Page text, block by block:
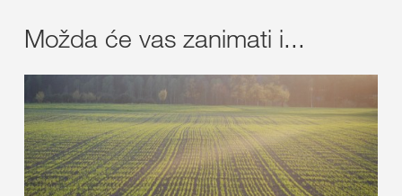
Možda će vas zanimati i...